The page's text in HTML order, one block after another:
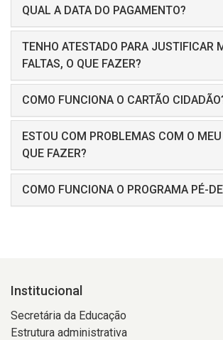
QUAL A DATA DO PAGAMENTO?
TENHO ATESTADO PARA JUSTIFICAR
FALTAS, O QUE FAZER?
COMO FUNCIONA O CARTÃO
ESTOU COM PROBLEMAS COM O MEU
QUE FAZER?
COMO FUNCIONA O PROGRAMA PÉ-
Institucional
Secretária da Educação
Estrutura administrativa